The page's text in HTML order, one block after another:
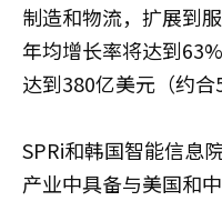
制造和物流，扩展到
年均增长率将达到
达到380亿美元（约合
SPRi和韩国智能信息
产业中具备与美国和